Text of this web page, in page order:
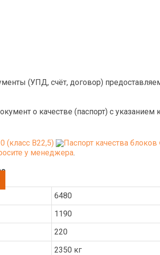
(УПД, счёт, договор)
о качестве (паспорт) с указанием
у менеджера.
6480
1190
220
2350 кг